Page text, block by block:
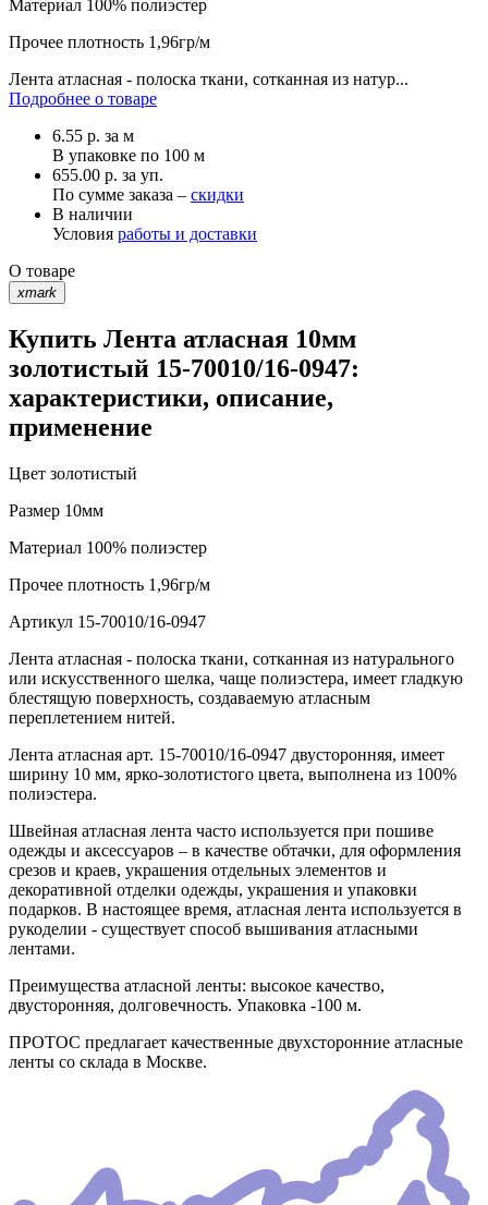
Материал 100% полиэстер
Прочее плотность 1,96гр/м
Лента атласная - полоска ткани, сотканная из натур...
Подробнее о товаре
6.55 р. за м
В упаковке по 100 м
655.00 р. за уп.
По сумме заказа – скидки
В наличии
Условия работы и доставки
О товаре
xmark
Купить Лента атласная 10мм
золотистый 15-70010/16-0947:
характеристики, описание,
применение
Цвет золотистый
Размер 10мм
Материал 100% полиэстер
Прочее плотность 1,96гр/м
Артикул 15-70010/16-0947
Лента атласная - полоска ткани, сотканная из натурального
или искусственного шелка, чаще полиэстера, имеет гладкую
блестящую поверхность, создаваемую атласным
переплетением нитей.
Лента атласная арт. 15-70010/16-0947 двусторонняя, имеет
ширину 10 мм, ярко-золотистого цвета, выполнена из 100%
полиэстера.
Швейная атласная лента часто используется при пошиве
одежды и аксессуаров – в качестве обтачки, для оформления
срезов и краев, украшения отдельных элементов и
декоративной отделки одежды, украшения и упаковки
подарков. В настоящее время, атласная лента используется в
рукоделии - существует способ вышивания атласными
лентами.
Преимущества атласной ленты: высокое качество,
двусторонняя, долговечность. Упаковка -100 м.
ПРОТОС предлагает качественные двухсторонние атласные
ленты со склада в Москве.